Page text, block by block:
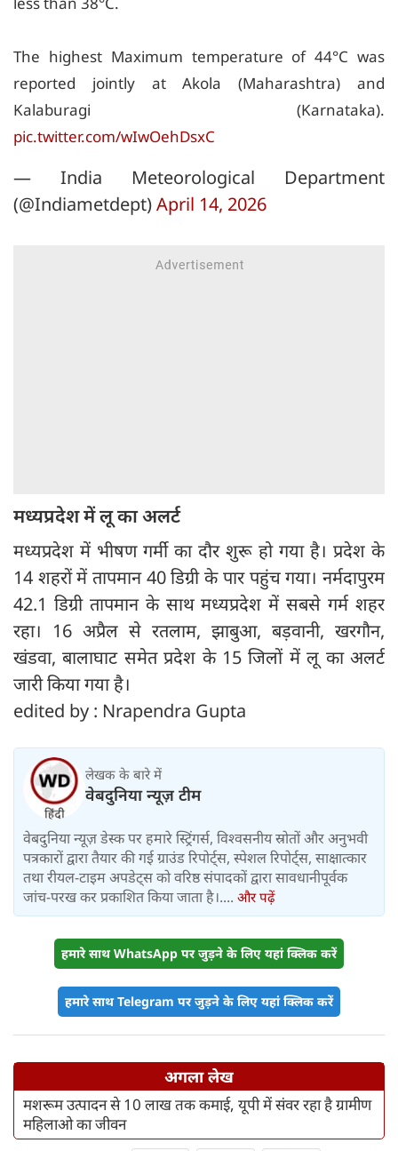
The highest Maximum temperature of 44°C was
reported jointly at Akola (Maharashtra) and
Kalaburagi (Karnataka).
pic.twitter.com/wIwOehDsxC
— India Meteorological Department
(@Indiametdept)April 14, 2026
मध्यप्रदेश में लू का अलर्ट
मध्यप्रदेश में भीषण गर्मी का दौर शुरू हो गया है। प्रदेश के
14 शहरों में तापमान 40 डिग्री के पार पहुंच गया। नर्मदापुरम
42.1 डिग्री तापमान के साथ मध्यप्रदेश में सबसे गर्म शहर
रहा। 16 अप्रैल से रतलाम, झाबुआ, बड़वानी, खरगौन,
खंडवा, बालाघाट समेत प्रदेश के 15 जिलों में लू का अलर्ट
जारी किया गया है।
edited by : Nrapendra Gupta
लेखक के बारे में
वेबदुनिया न्यूज़ टीम
वेबदुनिया न्यूज़ डेस्क पर हमारे स्ट्रिंगर्स, विश्वसनीय स्रोतों और अनुभवी
पत्रकारों द्वारा तैयार की गई ग्राउंड रिपोर्ट्स, स्पेशल रिपोर्ट्स, साक्षात्कार
तथा रीयल-टाइम अपडेट्स को वरिष्ठ संपादकों द्वारा सावधानीपूर्वक
जांच-परख कर प्रकाशित किया जाता है।.... और पढ़ें
हमारे साथ WhatsApp पर जुड़ने के लिए यहां क्लिक करें
हमारे साथ Telegram पर जुड़ने के लिए यहां क्लिक करें
अगला लेख
मशरूम उत्पादन से 10 लाख तक कमाई, यूपी में संवर रहा है ग्रामीण
महिलाओ का जीवन